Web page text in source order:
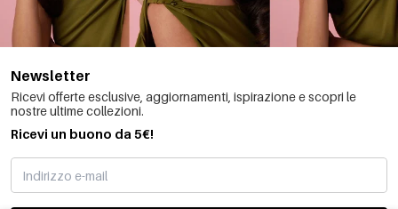
Newsletter
Ricevi offerte esclusive, aggiornamenti, ispirazione e scopri le
nostre ultime collezioni.
Ricevi un buono da 5€!